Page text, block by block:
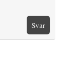
Svar